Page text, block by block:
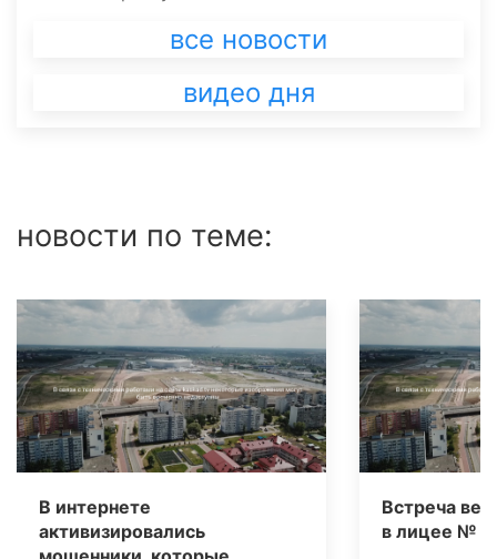
все новости
видео дня
новости по теме:
В интернете
активизировались
Встреча
в лицее №